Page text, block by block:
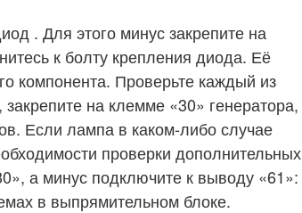
. Для этого минус закрепите на
к болту крепления диода. Её
компонента. Проверьте каждый из
на клемме «30» генератора,
Если лампа в каком-либо случае
проверки дополнительных
а минус подключите к выводу «61»:
в выпрямительном блоке.